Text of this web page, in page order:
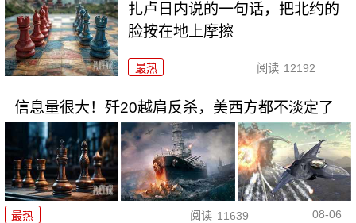
扎卢日内说的一句话，把北约的
脸按在地上摩擦
最热 阅读 12192
信息量很大！歼20越肩反杀，美西方都不淡定了
最热 阅读 11639 08-06